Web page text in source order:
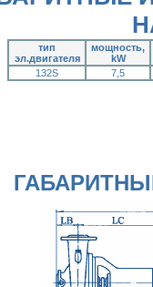
тип
эл.двигателя
мощность,
kW
132S
7,5